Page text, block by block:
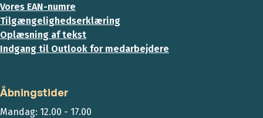
Vores EAN-numre
Tilgængelighedserklæring
Oplæsning af tekst
Indgang til Outlook for medarbejdere
Åbningstider
Mandag: 12.00 - 17.00